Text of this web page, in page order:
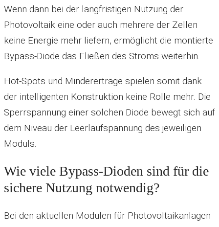
Wenn dann bei der langfristigen Nutzung der
Photovoltaik eine oder auch mehrere der Zellen
keine Energie mehr liefern, ermöglicht die montierte
Bypass-Diode das Fließen des Stroms weiterhin.
Hot-Spots und Mindererträge spielen somit dank
der intelligenten Konstruktion keine Rolle mehr. Die
Sperrspannung einer solchen Diode bewegt sich auf
dem Niveau der Leerlaufspannung des jeweiligen
Moduls.
Wie viele Bypass-Dioden sind für die
sichere Nutzung notwendig?
Bei den aktuellen Modulen für Photovoltaikanlagen